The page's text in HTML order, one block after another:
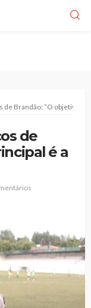
de Brandão: “O objetivo
de
é a